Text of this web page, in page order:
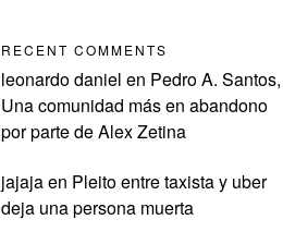
RECENT COMMENTS
leonardo daniel en Pedro A. Santos,
Una comunidad más en abandono
por parte de Alex Zetina
jajajaen Pleito entre taxista y uber
deja una persona muerta